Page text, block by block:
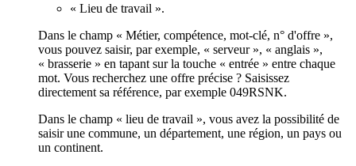
« Lieu de travail ».
Dans le champ « Métier, compétence, mot-clé, n° d'offre »,
vous pouvez saisir, par exemple, « serveur », « anglais »,
« brasserie » en tapant sur la touche « entrée » entre chaque
mot. Vous recherchez une offre précise ? Saisissez
directement sa référence, par exemple 049RSNK.
Dans le champ « lieu de travail », vous avez la possibilité de
saisir une commune, un département, une région, un pays ou
un continent.